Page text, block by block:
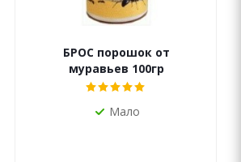
БРОС порошок от
муравьев 100гр
Мало